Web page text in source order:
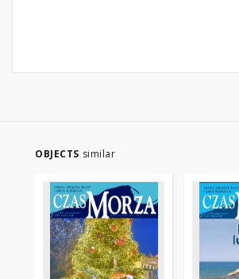
OBJECTS similar